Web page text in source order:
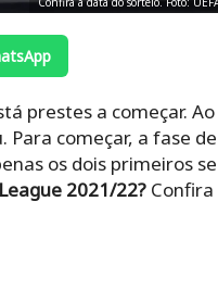
prestes a começar.
começar, a fase
os dois primeiros
2021/22?Confira